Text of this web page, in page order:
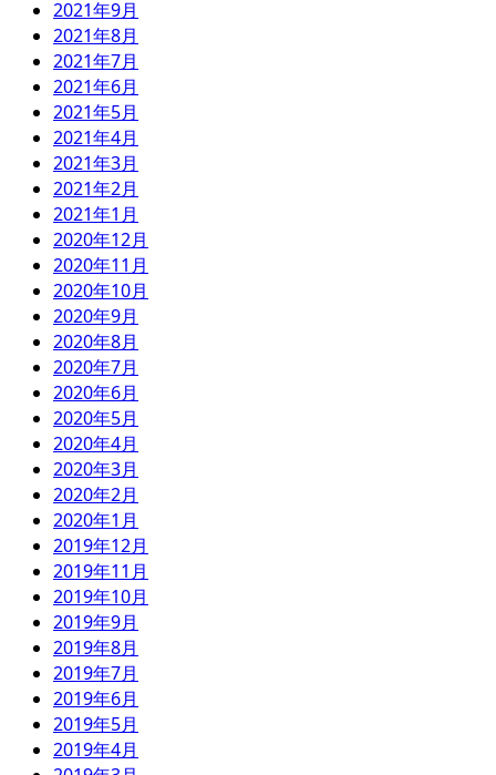
2021年9月
2021年8月
2021年7月
2021年6月
2021年5月
2021年4月
2021年3月
2021年2月
2021年1月
2020年12月
2020年11月
2020年10月
2020年9月
2020年8月
2020年7月
2020年6月
2020年5月
2020年4月
2020年3月
2020年2月
2020年1月
2019年12月
2019年11月
2019年10月
2019年9月
2019年8月
2019年7月
2019年6月
2019年5月
2019年4月